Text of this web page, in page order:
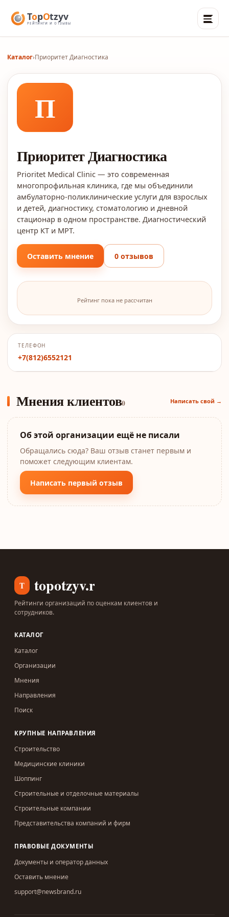
Каталог›Приоритет Диагностика
П
Приоритет Диагностика
Prioritet Medical Clinic — это современная
многопрофильная клиника, где мы объединили
амбулаторно-поликлинические услуги для взрослых
и детей, диагностику, стоматологию и дневной
стационар в одном пространстве. Диагностический
центр КТ и МРТ.
Оставить мнение 0 отзывов
Рейтинг пока не рассчитан
ТЕЛЕФОН
+7(812)6552121
Мнения клиентов0 Написать свой →
Об этой организации ещё не писали
Обращались сюда? Ваш отзыв станет первым и
поможет следующим клиентам.
Написать первый отзыв
T topotzyv.ru
Рейтинги организаций по оценкам клиентов и
сотрудников.
КАТАЛОГ
Каталог
Организации
Мнения
Направления
Поиск
КРУПНЫЕ НАПРАВЛЕНИЯ
Строительство
Медицинские клиники
Шоппинг
Строительные и отделочные материалы
Строительные компании
Представительства компаний и фирм
ПРАВОВЫЕ ДОКУМЕНТЫ
Документы и оператор данных
Оставить мнение
support@newsbrand.ru